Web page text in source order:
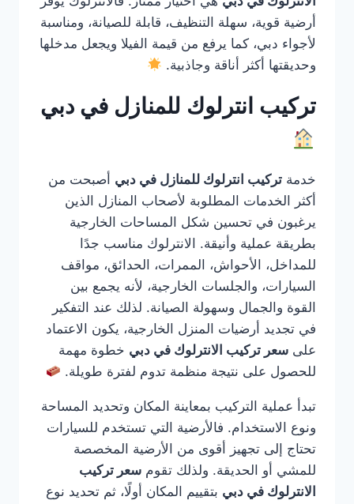
أرضية قوية، سهلة التنظيف، قابلة للصيانة، ومناسبة
لأجواء دبي، كما يرفع من قيمة الفيلا ويجعل مدخلها
وحديقتها أكثر أناقة وجاذبية.
تركيب انترلوك للمنازل في دبي
خدمة تركيب انترلوك للمنازل في دبي أصبحت من
أكثر الخدمات المطلوبة لأصحاب المنازل الذين
يرغبون في تحسين شكل المساحات الخارجية
بطريقة عملية وأنيقة. الانترلوك مناسب جدًا
للمداخل، الأحواش، الممرات، الحدائق، مواقف
السيارات، والجلسات الخارجية، لأنه يجمع بين
القوة والجمال وسهولة الصيانة. لذلك عند التفكير
في تجديد أرضيات المنزل الخارجية، يكون الاعتماد
على سعر تركيب الانترلوك في دبي خطوة مهمة
للحصول على نتيجة منظمة تدوم لفترة طويلة.
تبدأ عملية التركيب بمعاينة المكان وتحديد المساحة
ونوع الاستخدام. فالأرضية التي تستخدم للسيارات
تحتاج إلى تجهيز أقوى من الأرضية المخصصة
للمشي أو الحديقة. ولذلك تقوم سعر تركيب
الانترلوك في دبي بتقييم المكان أولًا، ثم تحديد نوع